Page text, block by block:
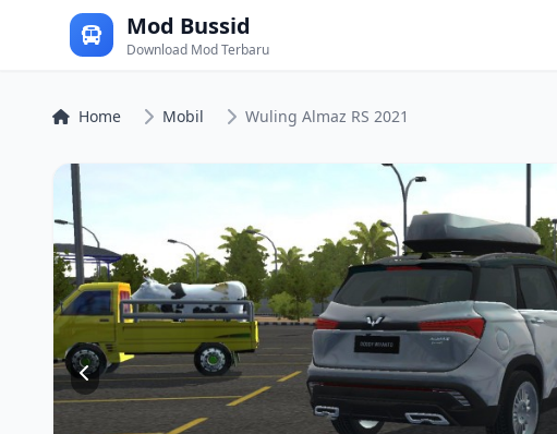
Mod Bussid
Download Mod Terbaru
Home Mobil Wuling Almaz RS 2021